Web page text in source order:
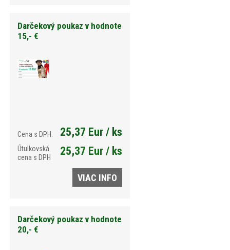
Darčekový poukaz v hodnote
15,- €
Cena s DPH: 25,37 Eur / ks
Útulkovská
cena s DPH
25,37 Eur / ks
VIAC INFO
Darčekový poukaz v hodnote
20,- €